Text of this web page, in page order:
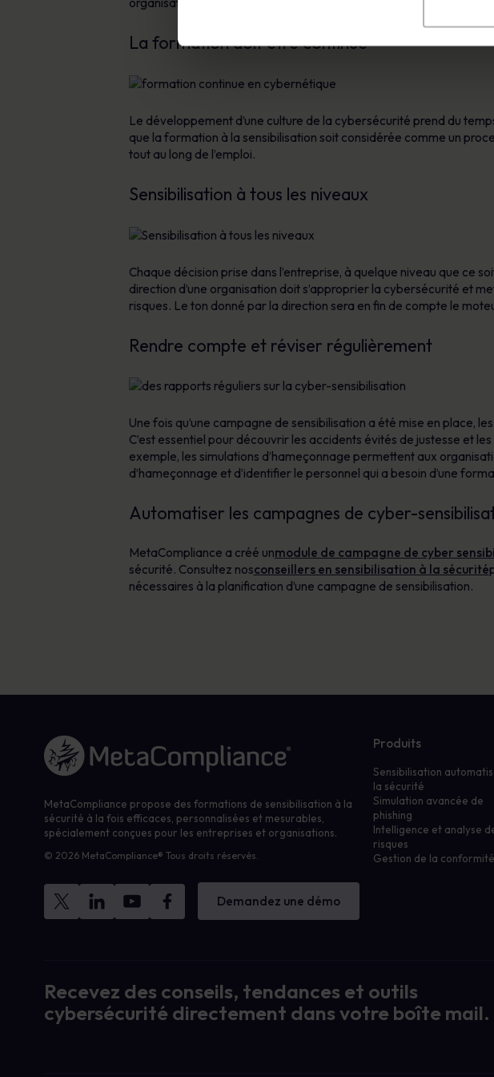
La formation doit être continue
Le développement d’une culture de la cybersécurité prend du
que la formation à la sensibilisation soit considérée comme un
tout au long de l’emploi.
Sensibilisation à tous les niveaux
Chaque décision prise dans l’entreprise, à quelque niveau que ce
direction d’une organisation doit s’approprier la cybersécurité et
risques. Le ton donné par la direction sera en fin de compte le
Rendre compte et réviser régulièrement
Une fois qu’une campagne de sensibilisation a été mise en place,
C’est essentiel pour découvrir les accidents évités de justesse et
exemple, les simulations d’hameçonnage permettent aux
d’hameçonnage et d’identifier le personnel qui a besoin d’une
Automatiser les campagnes de cyber-
MetaCompliance a créé unmodule de campagne de cyber
sécurité. Consultez nosconseillers en sensibilisation à la sécurité
nécessaires à la planification d’une campagne de sensibilisation.
Lien vers la page d'accueil
MetaCompliance propose des formations de sensibilisation à la
sécurité à la fois efficaces, personnalisées et mesurables,
spécialement conçues pour les entreprises et organisations.
© 2026 MetaCompliance® Tous droits réservés.
Demandez une démo
Produits
Sensibilisation
la sécurité
Simulation avancée de
phishing
Intelligence et analyse
risques
Gestion de la conformité
Recevez des conseils, tendances et outils
cybersécurité directement dans votre boîte mail.